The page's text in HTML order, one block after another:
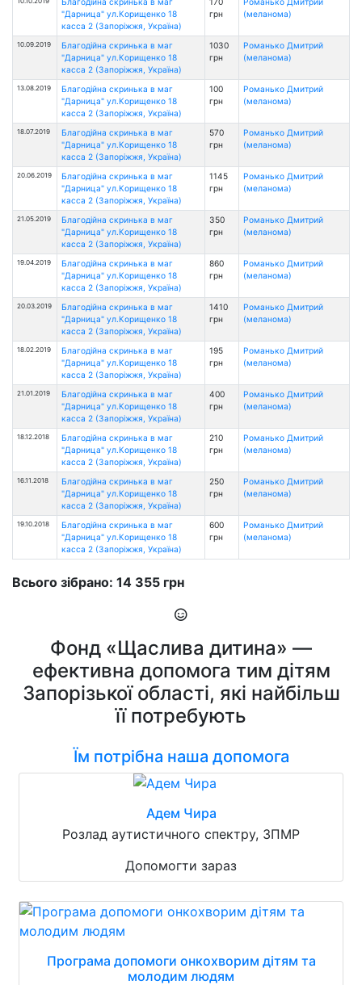
"Дарница" ул.Корищенко 18
касса 2 (Запоріжжя, Україна)
грн
(меланома)
10.09.2019
Благодійна скринька в маг
"Дарница" ул.Корищенко 18
касса 2 (Запоріжжя, Україна)
1030
грн
Романько Дмитрий
(меланома)
13.08.2019
Благодійна скринька в маг
"Дарница" ул.Корищенко 18
касса 2 (Запоріжжя, Україна)
100
грн
Романько Дмитрий
(меланома)
18.07.2019
Благодійна скринька в маг
"Дарница" ул.Корищенко 18
касса 2 (Запоріжжя, Україна)
570
грн
Романько Дмитрий
(меланома)
20.06.2019
Благодійна скринька в маг
"Дарница" ул.Корищенко 18
касса 2 (Запоріжжя, Україна)
1145
грн
Романько Дмитрий
(меланома)
21.05.2019
Благодійна скринька в маг
"Дарница" ул.Корищенко 18
касса 2 (Запоріжжя, Україна)
350
грн
Романько Дмитрий
(меланома)
19.04.2019
Благодійна скринька в маг
"Дарница" ул.Корищенко 18
касса 2 (Запоріжжя, Україна)
860
грн
Романько Дмитрий
(меланома)
20.03.2019
Благодійна скринька в маг
"Дарница" ул.Корищенко 18
касса 2 (Запоріжжя, Україна)
1410
грн
Романько Дмитрий
(меланома)
18.02.2019
Благодійна скринька в маг
"Дарница" ул.Корищенко 18
касса 2 (Запоріжжя, Україна)
195
грн
Романько Дмитрий
(меланома)
21.01.2019
Благодійна скринька в маг
"Дарница" ул.Корищенко 18
касса 2 (Запоріжжя, Україна)
400
грн
Романько Дмитрий
(меланома)
18.12.2018
Благодійна скринька в маг
"Дарница" ул.Корищенко 18
касса 2 (Запоріжжя, Україна)
210
грн
Романько Дмитрий
(меланома)
16.11.2018
Благодійна скринька в маг
"Дарница" ул.Корищенко 18
касса 2 (Запоріжжя, Україна)
250
грн
Романько Дмитрий
(меланома)
19.10.2018
Благодійна скринька в маг
"Дарница" ул.Корищенко 18
касса 2 (Запоріжжя, Україна)
600
грн
Романько Дмитрий
(меланома)
Всього зібрано: 14 355 грн
Фонд «Щаслива дитина» —
ефективна допомога тим дітям
Запорізької області, які найбільш
її потребують
Їм потрібна наша допомога
Адем Чира
Розлад аутистичного спектру, ЗПМР
Допомогти зараз
Програма допомоги онкохворим дітям та
молодим людям